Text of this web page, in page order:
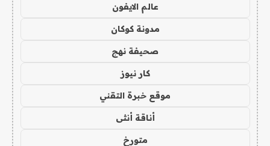
عالم الايفون
مدونة كوكان
صحيفة نهج
كار نيوز
موقع خبرة التقني
أناقة أنثى
متورخ